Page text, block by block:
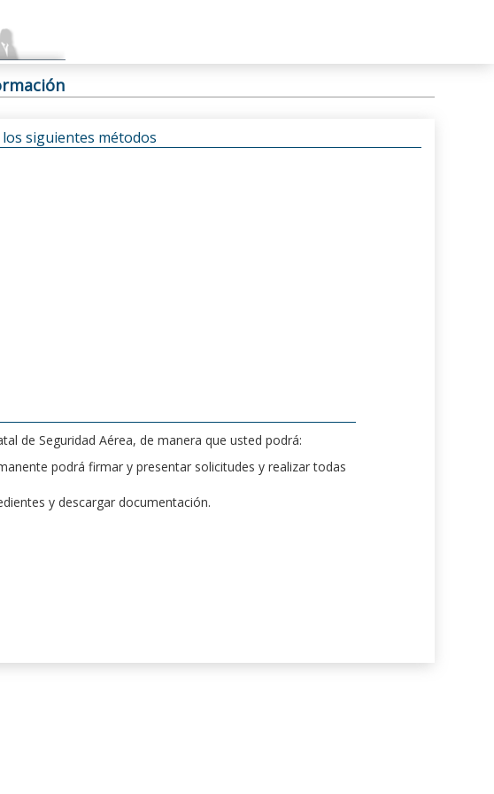
siguientes métodos
de Seguridad Aérea, de manera que usted podrá:
podrá firmar y presentar solicitudes y realizar todas
y descargar documentación.